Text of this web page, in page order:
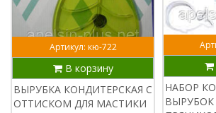
Артикул: кю-722
В корзину
ВЫРУБКА КОНДИТЕРСКАЯ С
ОТТИСКОМ ДЛЯ МАСТИКИ
НАБОР
ВЫРУБОК